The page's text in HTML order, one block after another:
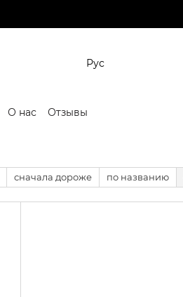
Рус
О нас Отзывы
сначала дороже по названию